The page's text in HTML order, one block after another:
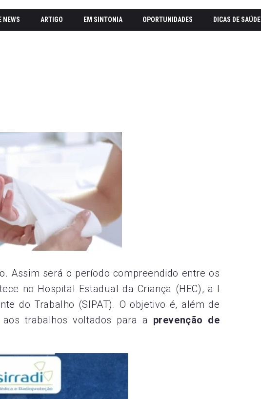
NEWS ARTIGO EM SINTONIA OPORTUNIDADES DICAS DE SAÚDE
Assim será o período compreendido entre os
no Hospital Estadual da Criança (HEC), a I
do Trabalho (SIPAT). O objetivo é, além de
trabalhos voltados para a prevenção de